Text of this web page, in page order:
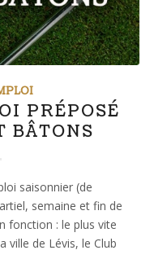
PRÉPOSÉ
BÂTONS
saisonnier (de
semaine et fin de
fonction : le plus vite
ville de Lévis, le Club